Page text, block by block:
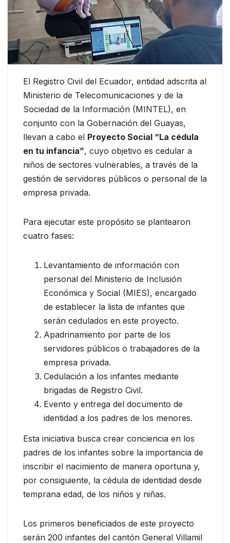
El Registro Civil del Ecuador, entidad adscrita al
Ministerio de Telecomunicaciones y de la
Sociedad de la Información (MINTEL), en
conjunto con la Gobernación del Guayas,
llevan a cabo el Proyecto Social “La cédula
en tu infancia”, cuyo objetivo es cedular a
niños de sectores vulnerables, a través de la
gestión de servidores públicos o personal de la
empresa privada.
Para ejecutar este propósito se plantearon
cuatro fases:
Levantamiento de información con
personal del Ministerio de Inclusión
Económica y Social (MIES), encargado
de establecer la lista de infantes que
serán cedulados en este proyecto.
Apadrinamiento por parte de los
servidores públicos o trabajadores de la
empresa privada.
Cedulación a los infantes mediante
brigadas de Registro Civil.
Evento y entrega del documento de
identidad a los padres de los menores.
Esta iniciativa busca crear conciencia en los
padres de los infantes sobre la importancia de
inscribir el nacimiento de manera oportuna y,
por consiguiente, la cédula de identidad desde
temprana edad, de los niños y niñas.
Los primeros beneficiados de este proyecto
serán 200 infantes del cantón General Villamil